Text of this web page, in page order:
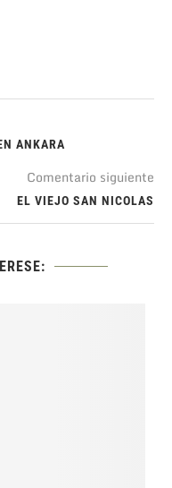
ANKARA
Comentario siguiente
EL VIEJO SAN NICOLAS